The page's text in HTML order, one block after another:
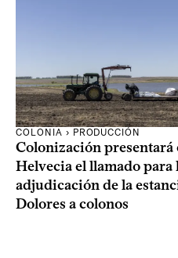
COLONIA › PRODUCCIÓN
Colonización presentará
Helvecia el llamado para
adjudicación de la
Dolores a colonos